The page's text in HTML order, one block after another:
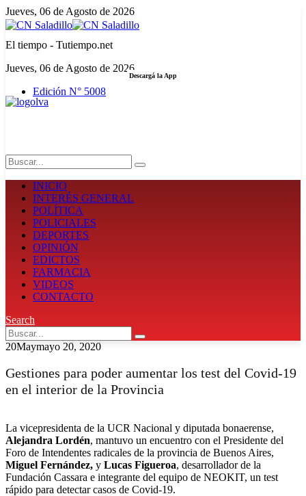
Jueves, 06 de Agosto de 2026
El tiempo - Tutiempo.net
Jueves, 06 de Agosto de 2026
Edición N° 5008
Descargá la App
INICIO
INTERÉS GENERAL
POLÍTICA
POLICIALES
DEPORTES
OPINIÓN
EDICTOS
FARMACIA
VIDEOS
CONTACTO
Search
20Maymayo 20, 2020
Gestiones para poder aumentar los test del Covid-19
en el interior de la Provincia
La vicepresidenta de la UCR Nacional y diputada bonaerense,
Alejandra Lordén, mantuvo un encuentro con el Presidente del
Foro de Intendentes radicales de la provincia de Buenos Aires,
Miguel Fernández, y Lucas Figueroa, desarrollador de la
Fundación Cassara e integrante del equipo de NEOKIT, un test
rápido para detectar casos de Covid-19.